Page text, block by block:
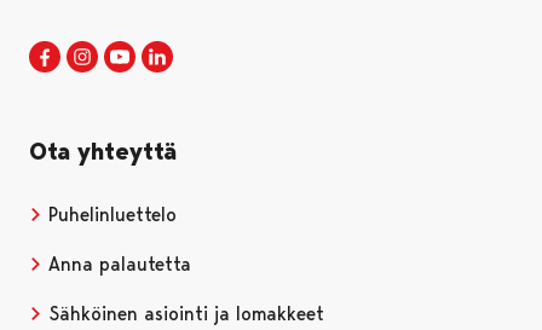
Porin kaupunki Facebookissa
Avautuu uudessa välilehdessä
Porin kaupunki Instagramissa
Avautuu uudessa välilehdessä
Porin kaupunki Youtubessa
Avautuu uudessa välilehdessä
Ota yhteyttä
Puhelinluettelo
Anna palautetta
Sähköinen asiointi ja lomakkeet